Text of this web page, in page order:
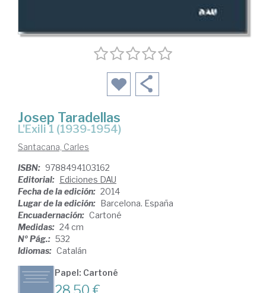
Josep Taradellas
L'Exili 1 (1939-1954)
Santacana, Carles
ISBN: 9788494103162
Editorial: Ediciones DAU
Fecha de la edición: 2014
Lugar de la edición: Barcelona. España
Encuadernación: Cartoné
Medidas: 24 cm
Nº Pág.: 532
Idiomas: Catalán
Papel: Cartoné